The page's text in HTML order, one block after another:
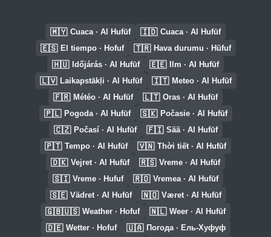
🇲🇾 Cuaca · Al Hufūf 🇮🇩 Cuaca · Al Hufūf
🇪🇸 El tiempo · Hofuf 🇹🇷 Hava durumu · Hüfuf
🇭🇺 Időjárás · Al Hufūf 🇪🇪 Ilm · Al Hufūf
🇱🇻 Laikapstākļi · Al Hufūf 🇮🇹 Meteo · Al Hufūf
🇫🇷 Météo · Al Hufūf 🇱🇹 Oras · Al Hufūf
🇵🇱 Pogoda · Al Hufūf 🇸🇰 Počasie · Al Hufūf
🇨🇿 Počasí · Al Hufūf 🇫🇮 Sää · Al Hufūf
🇵🇹 Tempo · Al Hufūf 🇻🇳 Thời tiết · Al Hufūf
🇩🇰 Vejret · Al Hufūf 🇷🇸 Vreme · Al Hufūf
🇸🇮 Vreme · Hufuf 🇷🇴 Vremea · Al Hufūf
🇸🇪 Vädret · Al Hufūf 🇳🇴 Været · Al Hufūf
🇬🇧🇺🇸 Weather · Hofuf 🇳🇱 Weer · Al Hufūf
🇩🇪 Wetter · Hofuf 🇺🇦 Погода · Ель-Хуфуф